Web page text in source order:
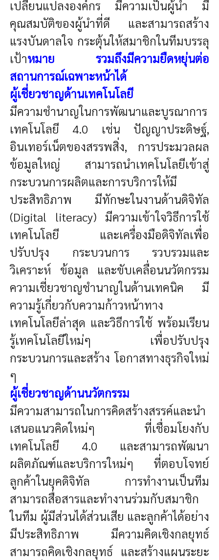
เปลี่ยนแปลงองค์กร มีความเป็นผู้นำ มี
คุณสมบัติของผู้นําที่ดี และสามารถสร้าง
แรงบันดาลใจ กระตุ้นให้สมาชิกในทีมบรรลุ
เป้าหมาย รวมถึงมีความยืดหยุ่นต่อ
สถานการณ์เฉพาะหน้าได้
ผู้เชี่ยวชาญด้านเทคโนโลยี
มีความชำนาญในการพัฒนาและบูรณาการ
เทคโนโลยี 4.0 เช่น ปัญญาประดิษฐ์,
อินเทอร์เน็ตของสรรพสิ่ง, การประมวลผล
ข้อมูลใหญ่ สามารถนำเทคโนโลยีเข้าสู่
กระบวนการผลิตและการบริการให้มี
ประสิทธิภาพ มีทักษะในงานด้านดิจิทัล
(Digital literacy) มีความเข้าใจวิธีการใช้
เทคโนโลยี และเครื่องมือดิจิทัลเพื่อ
ปรับปรุง กระบวนการ รวบรวมและ
วิเคราะห์ ข้อมูล และขับเคลื่อนนวัตกรรม
ความเชี่ยวชาญชำนาญในด้านเทคนิค มี
ความรู้เกี่ยวกับความก้าวหน้าทาง
เทคโนโลยีล่าสุด และวิธีการใช้ พร้อมเรียน
รู้เทคโนโลยีใหม่ๆ เพื่อปรับปรุง
กระบวนการและสร้าง โอกาสทางธุรกิจใหม่
ๆ
ผู้เชี่ยวชาญด้านนวัตกรรม
มีความสามารถในการคิดสร้างสรรค์และนำ
เสนอแนวคิดใหม่ๆ ที่เชื่อมโยงกับ
เทคโนโลยี 4.0 และสามารถพัฒนา
ผลิตภัณฑ์และบริการใหม่ๆ ที่ตอบโจทย์
ลูกค้าในยุคดิจิทัล การทำงานเป็นทีม
สามารถสื่อสารและทํางานร่วมกับสมาชิก
ในทีม ผู้มีส่วนได้ส่วนเสีย และลูกค้าได้อย่าง
มีประสิทธิภาพ มีความคิดเชิงกลยุทธ์
สามารถคิดเชิงกลยุทธ์ และสร้างแผนระยะ